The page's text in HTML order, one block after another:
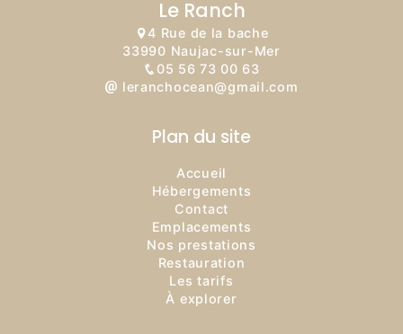
Le Ranch
4 Rue de la bache
33990 Naujac-sur-Mer
05 56 73 00 63
leranchocean@gmail.com
Plan du site
Accueil
Hébergements
Contact
Emplacements
Nos prestations
Restauration
Les tarifs
À explorer